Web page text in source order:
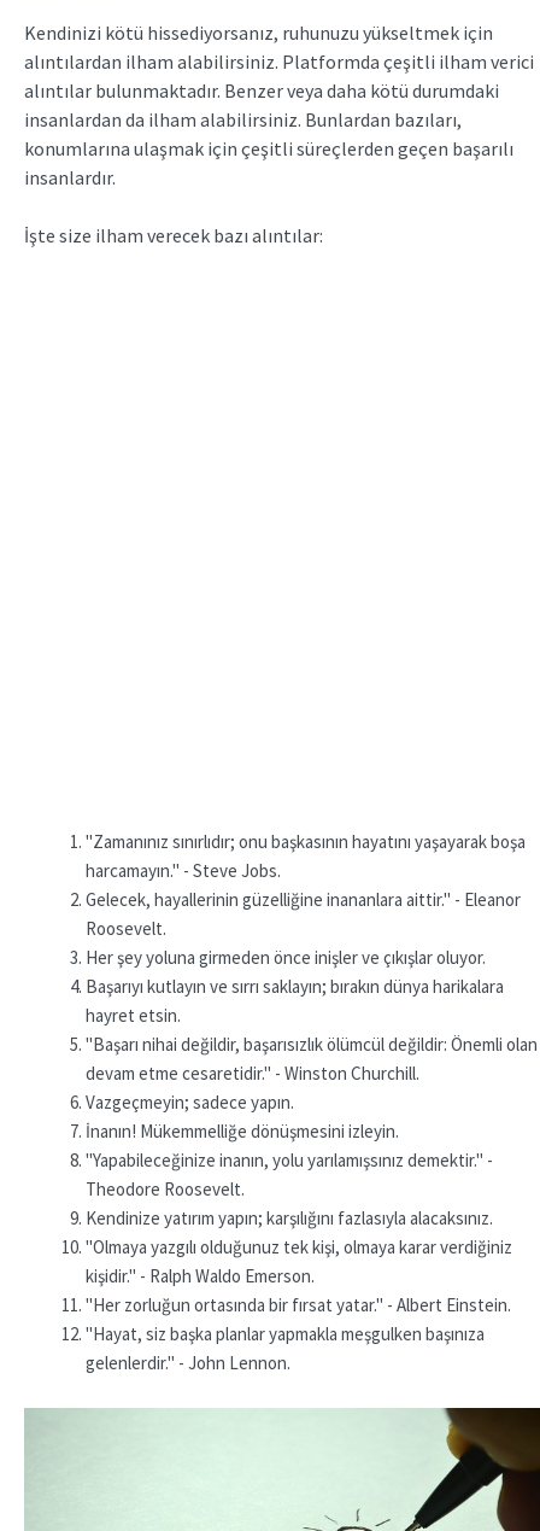
Kendinizi kötü hissediyorsanız, ruhunuzu yükseltmek için
alıntılardan ilham alabilirsiniz. Platformda çeşitli ilham verici
alıntılar bulunmaktadır. Benzer veya daha kötü durumdaki
insanlardan da ilham alabilirsiniz. Bunlardan bazıları,
konumlarına ulaşmak için çeşitli süreçlerden geçen başarılı
insanlardır.
İşte size ilham verecek bazı alıntılar:
"Zamanınız sınırlıdır; onu başkasının hayatını yaşayarak boşa
harcamayın." - Steve Jobs.
Gelecek, hayallerinin güzelliğine inananlara aittir." - Eleanor
Roosevelt.
Her şey yoluna girmeden önce inişler ve çıkışlar oluyor.
Başarıyı kutlayın ve sırrı saklayın; bırakın dünya harikalara
hayret etsin.
"Başarı nihai değildir, başarısızlık ölümcül değildir: Önemli olan
devam etme cesaretidir." - Winston Churchill.
Vazgeçmeyin; sadece yapın.
İnanın! Mükemmelliğe dönüşmesini izleyin.
"Yapabileceğinize inanın, yolu yarılamışsınız demektir." -
Theodore Roosevelt.
Kendinize yatırım yapın; karşılığını fazlasıyla alacaksınız.
"Olmaya yazgılı olduğunuz tek kişi, olmaya karar verdiğiniz
kişidir." - Ralph Waldo Emerson.
"Her zorluğun ortasında bir fırsat yatar." - Albert Einstein.
"Hayat, siz başka planlar yapmakla meşgulken başınıza
gelenlerdir." - John Lennon.